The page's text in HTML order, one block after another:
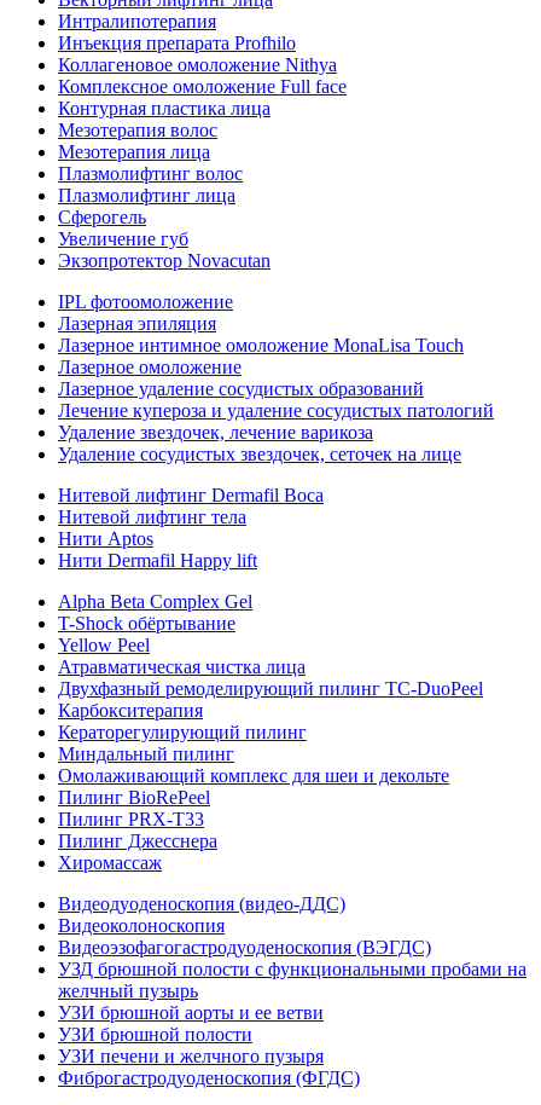
Интралипотерапия
Инъекция препарата Profhilo
Коллагеновое омоложение Nithya
Комплексное омоложение Full face
Контурная пластика лица
Мезотерапия волос
Мезотерапия лица
Плазмолифтинг волос
Плазмолифтинг лица
Сферогель
Увеличение губ
Экзопротектор Novacutan
IPL фотоомоложение
Лазерная эпиляция
Лазерное интимное омоложение MonaLisa Touch
Лазерное омоложение
Лазерное удаление сосудистых образований
Лечение купероза и удаление сосудистых патологий
Удаление звездочек, лечение варикоза
Удаление сосудистых звездочек, сеточек на лице
Нитевой лифтинг Dermafil Boca
Нитевой лифтинг тела
Нити Aptos
Нити Dermafil Happy lift
Alpha Beta Complex Gel
T-Shock обёртывание
Yellow Peel
Атравматическая чистка лица
Двухфазный ремоделирующий пилинг TC-DuoPeel
Карбокситерапия
Кераторегулирующий пилинг
Миндальный пилинг
Омолаживающий комплекс для шеи и декольте
Пилинг BioRePeel
Пилинг PRX-T33
Пилинг Джесснера
Хиромассаж
Видеодуоденоскопия (видео-ДДС)
Видеоколоноскопия
Видеоэзофагогастродуоденоскопия (ВЭГДС)
УЗД брюшной полости с функциональными пробами на
желчный пузырь
УЗИ брюшной аорты и ее ветви
УЗИ брюшной полости
УЗИ печени и желчного пузыря
Фиброгастродуоденоскопия (ФГДС)